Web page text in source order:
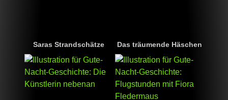
Saras Strandschätze Das träumende Häschen